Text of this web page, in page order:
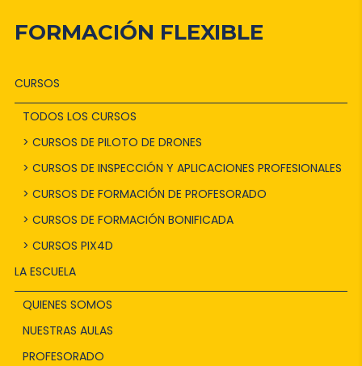
FORMACIÓN FLEXIBLE
CURSOS
TODOS LOS CURSOS
> CURSOS DE PILOTO DE DRONES
> CURSOS DE INSPECCIÓN Y APLICACIONES PROFESIONALES
> CURSOS DE FORMACIÓN DE PROFESORADO
> CURSOS DE FORMACIÓN BONIFICADA
> CURSOS PIX4D
LA ESCUELA
QUIENES SOMOS
NUESTRAS AULAS
PROFESORADO